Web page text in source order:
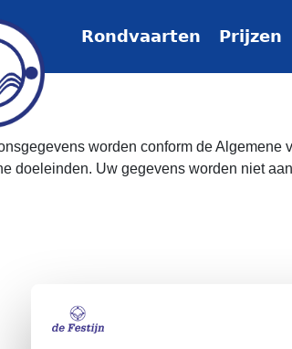
𝗥𝗼𝗻𝗱𝘃𝗮𝗮𝗿𝘁𝗲𝗻 𝗣𝗿𝗶𝗷𝘇𝗲𝗻
worden conform de
doeleinden. Uw gegevens worden niet